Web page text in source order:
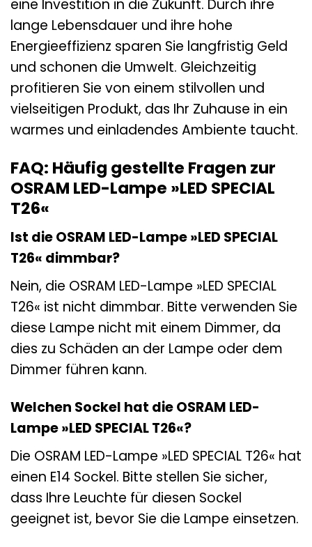
eine Investition in die Zukunft. Durch ihre
lange Lebensdauer und ihre hohe
Energieeffizienz sparen Sie langfristig Geld
und schonen die Umwelt. Gleichzeitig
profitieren Sie von einem stilvollen und
vielseitigen Produkt, das Ihr Zuhause in ein
warmes und einladendes Ambiente taucht.
FAQ: Häufig gestellte Fragen zur
OSRAM LED-Lampe »LED SPECIAL
T26«
Ist die OSRAM LED-Lampe »LED SPECIAL
T26« dimmbar?
Nein, die OSRAM LED-Lampe »LED SPECIAL
T26« ist nicht dimmbar. Bitte verwenden Sie
diese Lampe nicht mit einem Dimmer, da
dies zu Schäden an der Lampe oder dem
Dimmer führen kann.
Welchen Sockel hat die OSRAM LED-
Lampe »LED SPECIAL T26«?
Die OSRAM LED-Lampe »LED SPECIAL T26« hat
einen E14 Sockel. Bitte stellen Sie sicher,
dass Ihre Leuchte für diesen Sockel
geeignet ist, bevor Sie die Lampe einsetzen.